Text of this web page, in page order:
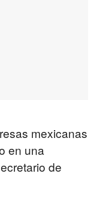
mexicanas
en una
de